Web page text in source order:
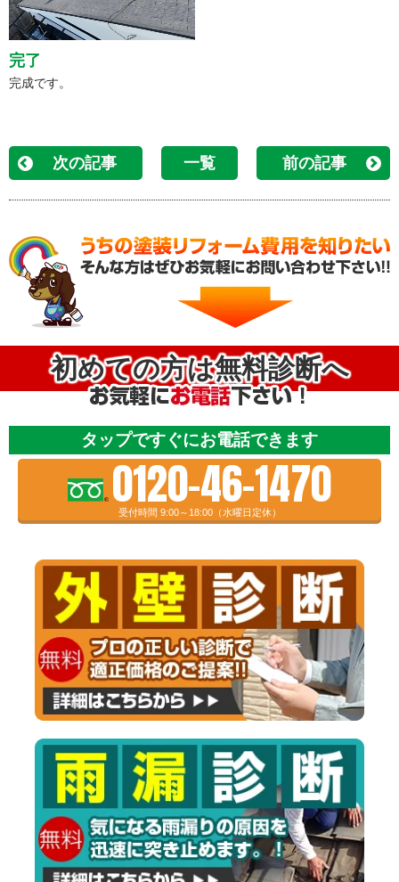
完了
完成です。
次の記事 一覧 前の記事
初めての方は無料診断へ
タップですぐにお電話できます
0120-46-1470
受付時間 9:00～18:00（水曜日定休）